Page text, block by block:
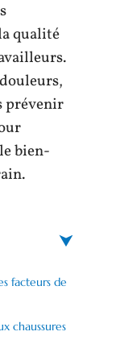
qualité
prévenir
bien-
facteurs de
chaussures